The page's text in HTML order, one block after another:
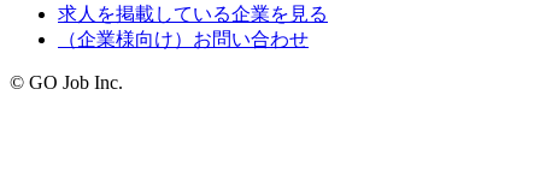
求人を掲載している企業を見る
（企業様向け）お問い合わせ
© GO Job Inc.